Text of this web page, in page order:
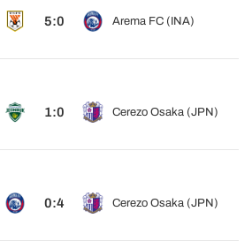
5:0 Arema FC (INA)
1:0 Cerezo Osaka (JPN)
0:4 Cerezo Osaka (JPN)